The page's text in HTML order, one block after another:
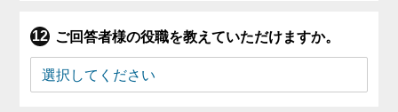
ご回答者様の役職を教えていただけますか。